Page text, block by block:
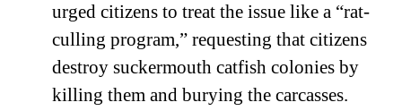
urged citizens to treat the issue like a “rat-
culling program,” requesting that citizens
destroy suckermouth catfish colonies by
killing them and burying the carcasses.